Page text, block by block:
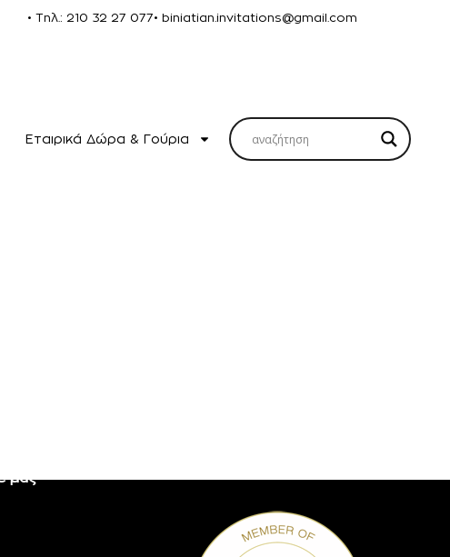
• Τηλ.: 210 32 27 077• biniatian.invitations@gmail.com
Εταιρικά Δώρα & Γούρια
μας